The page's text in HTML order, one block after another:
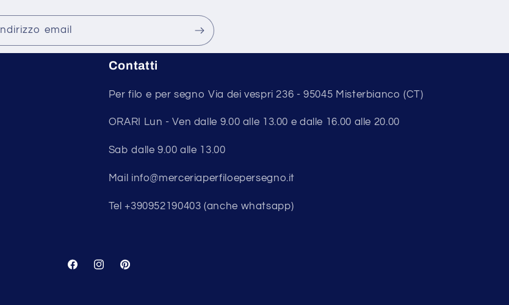
Indirizzo email
Contatti
Per filo e per segno Via dei vespri 236 - 95045 Misterbianco (CT)
ORARI Lun - Ven dalle 9.00 alle 13.00 e dalle 16.00 alle 20.00
Sab dalle 9.00 alle 13.00
Mail info@merceriaperfiloepersegno.it
Tel +390952190403 (anche whatsapp)
FacebookInstagramPinterest